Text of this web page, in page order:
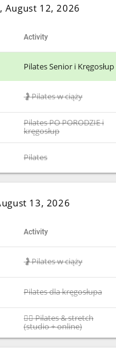
August 12, 2026
Activity
Pilates Senior i Kręgosłup
🤰Pilates w ciąży
Pilates PO PORODZIE i
kręgosłup
Pilates
13, 2026
Activity
🤰Pilates w ciąży
Pilates dla kręgosłupa
🧘‍♀️ Pilates & stretch
(studio + online)